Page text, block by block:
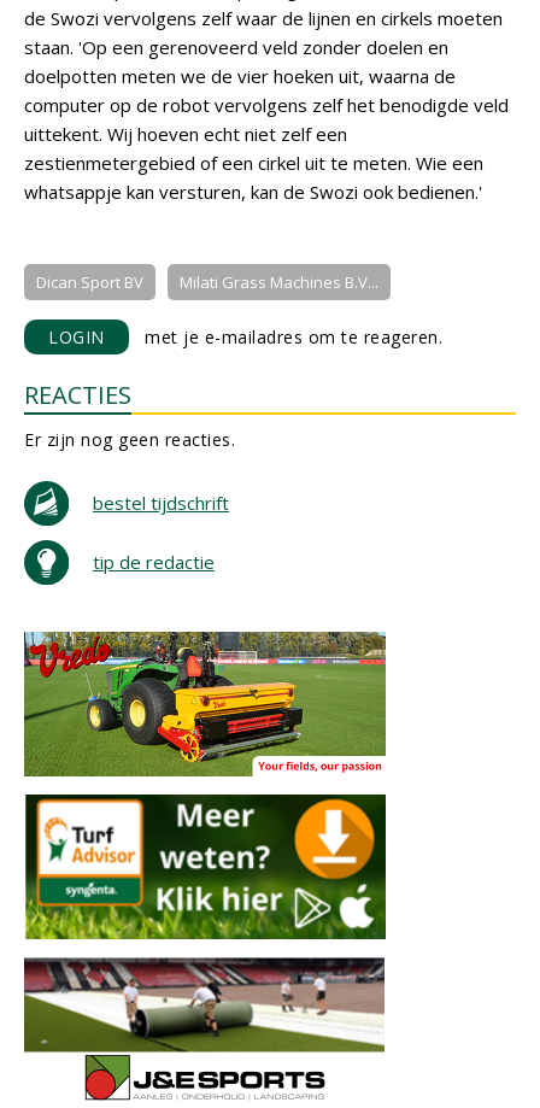
de Swozi vervolgens zelf waar de lijnen en cirkels moeten
staan. 'Op een gerenoveerd veld zonder doelen en
doelpotten meten we de vier hoeken uit, waarna de
computer op de robot vervolgens zelf het benodigde veld
uittekent. Wij hoeven echt niet zelf een
zestienmetergebied of een cirkel uit te meten. Wie een
whatsappje kan versturen, kan de Swozi ook bedienen.'
Dican Sport BV Milati Grass Machines B.V...
LOGIN met je e-mailadres om te reageren.
REACTIES
Er zijn nog geen reacties.
bestel tijdschrift
tip de redactie